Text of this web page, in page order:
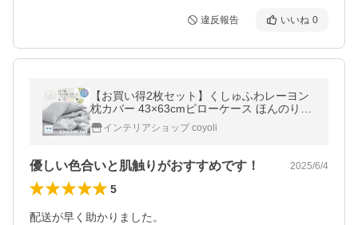
違反報告 いいね 0
【お買い得2枚セット】くしゅふわレーヨン
枕カバー 43×63cmピローケース ほんのり冷
感 [M便 1/1] おしゃれ 夏 ひんやり 2p25351
爆買インテリアショップ coyoli
優しい色合いと肌触りがおすすめです！ 2025/6/4
5
配送が早く助かりました。